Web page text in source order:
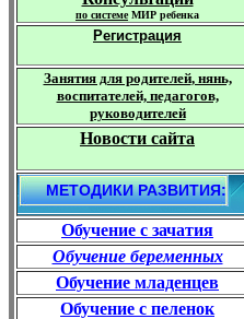
по системеМИР ребенка
Регистрация
Занятия для родителей, нянь,
воспитателей, педагогов,
руководителей
Новости сайта
МЕТОДИКИ РАЗВИТИЯ:
Обучение с зачатия
Обучение беременных
Обучение младенцев
Обучение с пеленок